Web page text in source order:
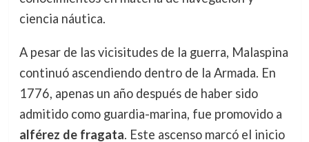
ciencia náutica.
A pesar de las vicisitudes de la guerra, Malaspina
continuó ascendiendo dentro de la Armada. En
1776, apenas un año después de haber sido
admitido como guardia-marina, fue promovido a
alférez de fragata. Este ascenso marcó el inicio